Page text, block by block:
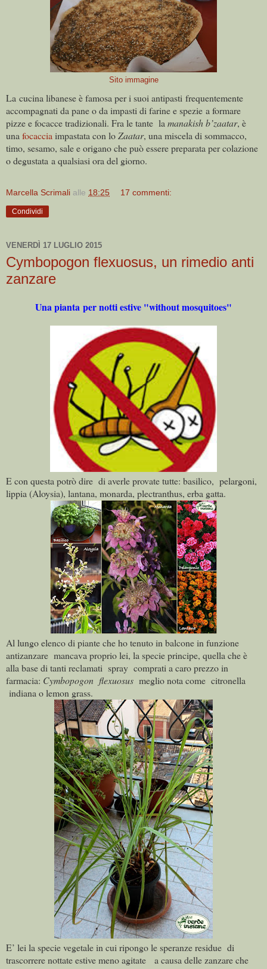
Sito immagine
La cucina libanese è famosa per i suoi antipasti frequentemente
accompagnati da pane o da impasti di farine e spezie a formare
pizze e focacce tradizionali. Fra le tante la manakish b’zaatar, è
una focaccia impastata con loZaatar, una miscela di sommacco,
timo, sesamo, sale e origano che può essere preparata per colazione
o degustata a qualsiasi ora del giorno.
Marcella Scrimali alle 18:25 17 commenti:
Condividi
VENERDÌ 17 LUGLIO 2015
Cymbopogon flexuosus, un rimedio anti
zanzare
Una pianta per notti estive "without mosquitoes"
E con questa potrò dire di averle provate tutte: basilico, pelargoni,
lippia (Aloysia), lantana, monarda, plectranthus, erba gatta.
Al lungo elenco di piante che ho tenuto in balcone in funzione
antizanzare mancava proprio lei, la specie principe, quella che è
alla base di tanti reclamati spray comprati a caro prezzo in
farmacia: Cymbopogon flexuosus meglio nota come citronella
indiana o lemon grass.
E’ lei la specie vegetale in cui ripongo le speranze residue di
trascorrere nottate estive meno agitate
a causa delle zanzare che